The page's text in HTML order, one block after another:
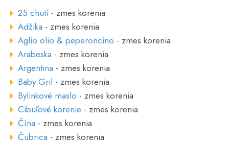
25 chutí - zmes korenia
Adžika - zmes korenia
Aglio olio & peperoncino - zmes korenia
Arabeska - zmes korenia
Argentina - zmes korenia
Baby Gril - zmes korenia
Bylinkové maslo - zmes korenia
Cibuľové korenie - zmes korenia
Čína - zmes korenia
Čubrica - zmes korenia